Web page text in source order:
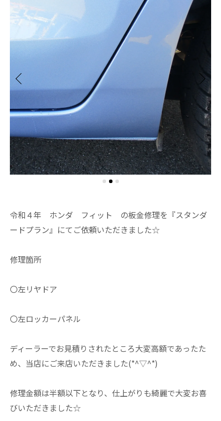
令和４年 ホンダ フィット の板金修理を『スタンダ
ードプラン』にてご依頼いただきました☆
修理箇所
〇左リヤドア
〇左ロッカーパネル
ディーラーでお見積りされたところ大変高額であったた
め、当店にご来店いただきました(*^▽^*)
修理金額は半額以下となり、仕上がりも綺麗で大変お喜
びいただきました☆